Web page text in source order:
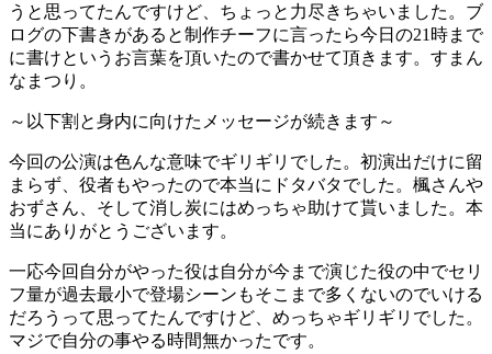
うと思ってたんですけど、ちょっと力尽きちゃいました。ブ
ログの下書きがあると制作チーフに言ったら今日の21時まで
に書けというお言葉を頂いたので書かせて頂きます。すまん
なまつり。
～以下割と身内に向けたメッセージが続きます～
今回の公演は色んな意味でギリギリでした。初演出だけに留
まらず、役者もやったので本当にドタバタでした。楓さんや
おずさん、そして消し炭にはめっちゃ助けて貰いました。本
当にありがとうございます。
一応今回自分がやった役は自分が今まで演じた役の中でセリ
フ量が過去最小で登場シーンもそこまで多くないのでいける
だろうって思ってたんですけど、めっちゃギリギリでした。
マジで自分の事やる時間無かったです。